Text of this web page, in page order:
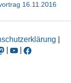
16.11.2016